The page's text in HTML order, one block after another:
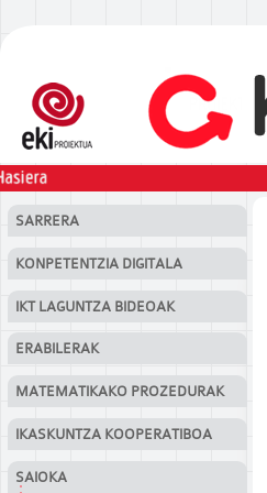
SARRERA
KONPETENTZIA DIGITALA
IKT LAGUNTZA BIDEOAK
ERABILERAK
MATEMATIKAKO PROZEDURAK
IKASKUNTZA KOOPERATIBOA
SAIOKA